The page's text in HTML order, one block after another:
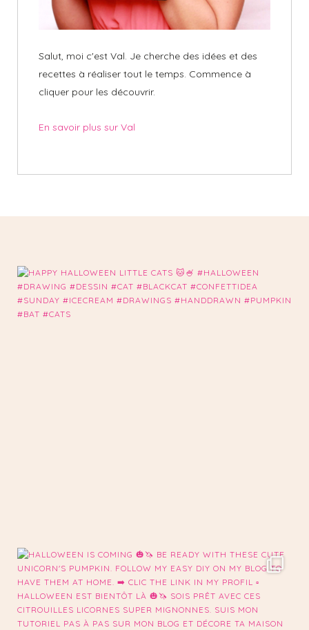
Salut, moi c'est Val. Je cherche des idées et des
recettes à réaliser tout le temps. Commence à
cliquer pour les découvrir.
En savoir plus sur Val